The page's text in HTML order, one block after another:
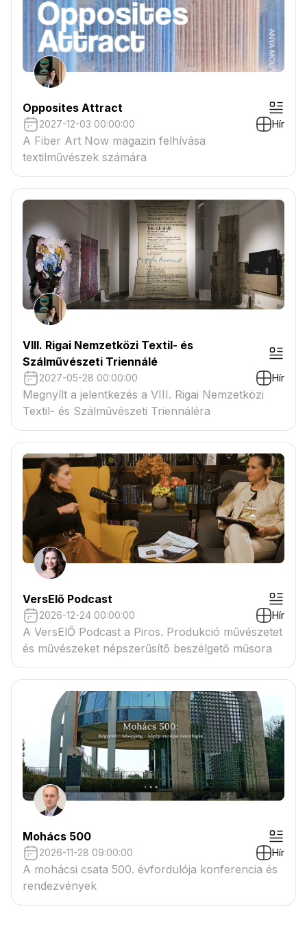
Opposites Attract
2027-12-03 00:00:00 Hír
A Fiber Art Now magazin felhívása
textilművészek számára
VIII. Rigai Nemzetközi Textil- és
Szálművészeti Triennálé
2027-05-28 00:00:00 Hír
Megnyílt a jelentkezés a VIII. Rigai Nemzetközi
Textil- és Szálművészeti Triennáléra
VersElő Podcast
2026-12-24 00:00:00 Hír
A VersElŐ Podcast a Piros. Produkció művészetet
és művészeket népszerűsítő beszélgető műsora
Mohács 500
2026-11-28 09:00:00 Hír
A mohácsi csata 500. évfordulója konferencia és
rendezvények